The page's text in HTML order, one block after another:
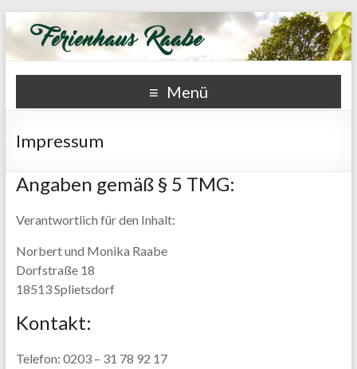
Ferienhaus Raabe
Menü
Impressum
Angaben gemäß § 5 TMG:
Verantwortlich für den Inhalt:
Norbert und Monika Raabe
Dorfstraße 18
18513 Splietsdorf
Kontakt:
Telefon: 0203 – 31 78 92 17